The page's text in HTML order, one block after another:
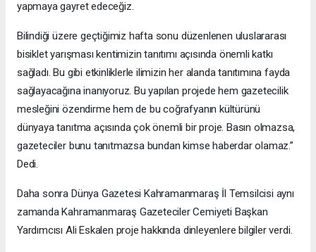
yapmaya gayret edeceğiz.
Bilindiği üzere geçtiğimiz hafta sonu düzenlenen uluslararası
bisiklet yarışması kentimizin tanıtımı açısında önemli katkı
sağladı. Bu gibi etkinliklerle ilimizin her alanda tanıtımına fayda
sağlayacağına inanıyoruz. Bu yapılan projede hem gazetecilik
mesleğini özendirme hem de bu coğrafyanın kültürünü
dünyaya tanıtma açısında çok önemli bir proje. Basın olmazsa,
gazeteciler bunu tanıtmazsa bundan kimse haberdar olamaz.”
Dedi.
Daha sonra Dünya Gazetesi Kahramanmaraş İl Temsilcisi aynı
zamanda Kahramanmaraş Gazeteciler Cemiyeti Başkan
Yardımcısı Ali Eskalen proje hakkında dinleyenlere bilgiler verdi.